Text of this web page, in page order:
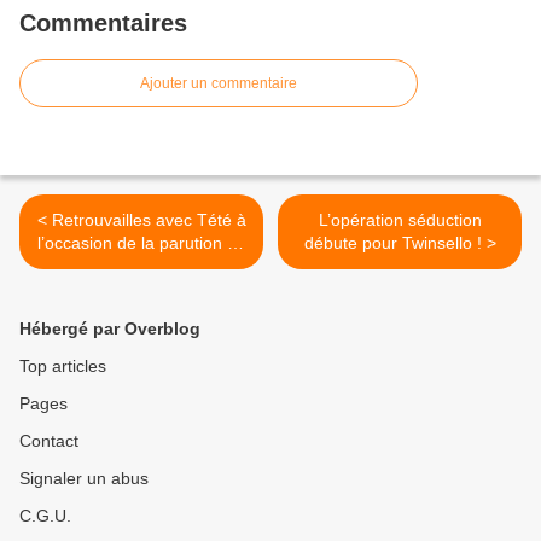
Commentaires
Ajouter un commentaire
< Retrouvailles avec Tété à
l’occasion de la parution de
son nouvel album !
L’opération séduction
débute pour Twinsello ! >
Hébergé par Overblog
Top articles
Pages
Contact
Signaler un abus
C.G.U.